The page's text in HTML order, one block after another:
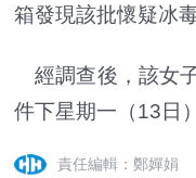
箱發現該批懷疑冰毒
經調查後，該女
件下星期一（13日
責任編輯：鄭嬋娟